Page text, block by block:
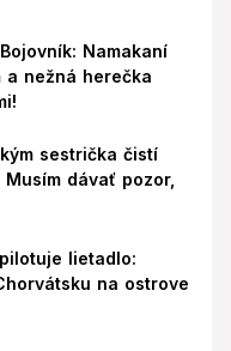
Namakaní
a nežná herečka
sestrička čistí
dávať pozor,
lietadlo:
na ostrove